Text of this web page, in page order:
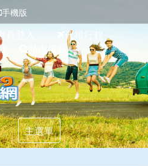
手機版
員登入
代排行程
主選單